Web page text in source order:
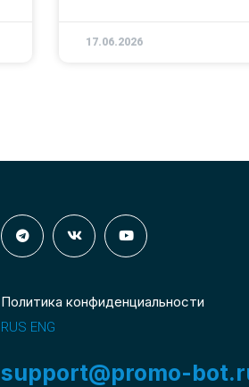
17.06.2026
Политика конфиденциальности
RUS ENG
support@promo-